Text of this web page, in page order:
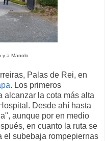
y a Manolo
Palas de Rei, en
. Los primeros
alcanzar la cota más alta
Desde ahí hasta
aunque por en medio
en cuanto la ruta se
el subebaja rompepiernas